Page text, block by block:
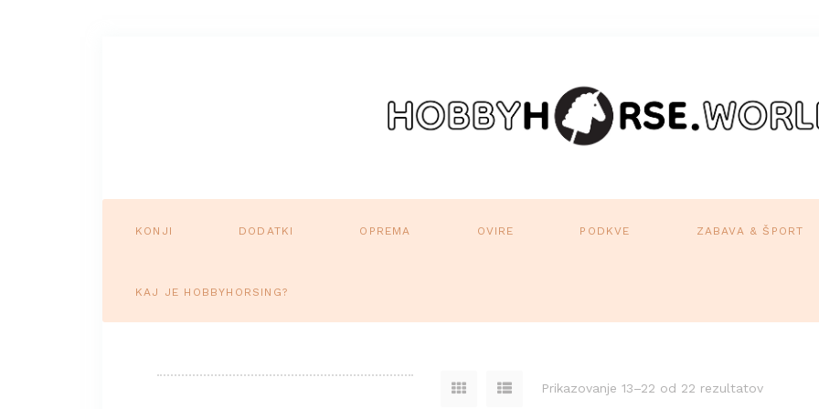
KONJI DODATKI OPREMA OVIRE PODKVE ZABAVA & ŠPORT
KAJ JE HOBBYHORSING?
Prikazovanje 13–22 od 22 rezultatov